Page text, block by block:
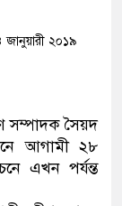
গ্রেফতার
জাল নোটসহ
২০১৯
সম্পাদক সৈয়দ
আগামী ২৮
এখন পর্যন্ত